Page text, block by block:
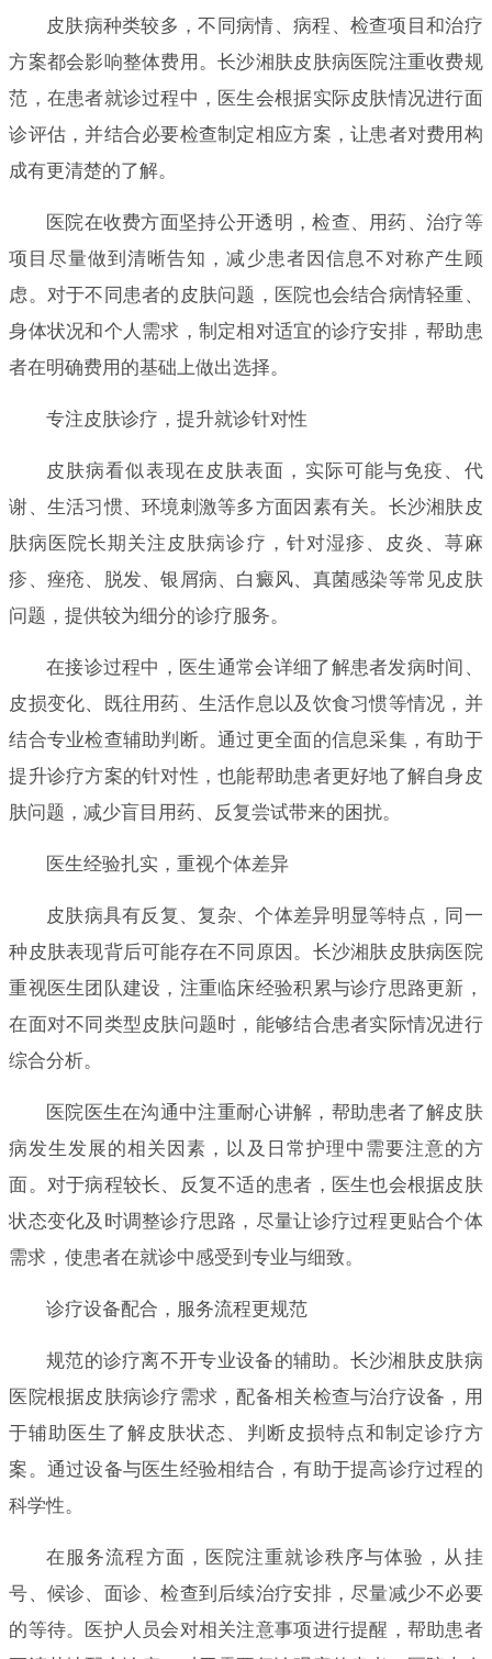
皮肤病种类较多，不同病情、病程、检查项目和治疗
方案都会影响整体费用。长沙湘肤皮肤病医院注重收费规
范，在患者就诊过程中，医生会根据实际皮肤情况进行面
诊评估，并结合必要检查制定相应方案，让患者对费用构
成有更清楚的了解。
医院在收费方面坚持公开透明，检查、用药、治疗等
项目尽量做到清晰告知，减少患者因信息不对称产生顾
虑。对于不同患者的皮肤问题，医院也会结合病情轻重、
身体状况和个人需求，制定相对适宜的诊疗安排，帮助患
者在明确费用的基础上做出选择。
专注皮肤诊疗，提升就诊针对性
皮肤病看似表现在皮肤表面，实际可能与免疫、代
谢、生活习惯、环境刺激等多方面因素有关。长沙湘肤皮
肤病医院长期关注皮肤病诊疗，针对湿疹、皮炎、荨麻
疹、痤疮、脱发、银屑病、白癜风、真菌感染等常见皮肤
问题，提供较为细分的诊疗服务。
在接诊过程中，医生通常会详细了解患者发病时间、
皮损变化、既往用药、生活作息以及饮食习惯等情况，并
结合专业检查辅助判断。通过更全面的信息采集，有助于
提升诊疗方案的针对性，也能帮助患者更好地了解自身皮
肤问题，减少盲目用药、反复尝试带来的困扰。
医生经验扎实，重视个体差异
皮肤病具有反复、复杂、个体差异明显等特点，同一
种皮肤表现背后可能存在不同原因。长沙湘肤皮肤病医院
重视医生团队建设，注重临床经验积累与诊疗思路更新，
在面对不同类型皮肤问题时，能够结合患者实际情况进行
综合分析。
医院医生在沟通中注重耐心讲解，帮助患者了解皮肤
病发生发展的相关因素，以及日常护理中需要注意的方
面。对于病程较长、反复不适的患者，医生也会根据皮肤
状态变化及时调整诊疗思路，尽量让诊疗过程更贴合个体
需求，使患者在就诊中感受到专业与细致。
诊疗设备配合，服务流程更规范
规范的诊疗离不开专业设备的辅助。长沙湘肤皮肤病
医院根据皮肤病诊疗需求，配备相关检查与治疗设备，用
于辅助医生了解皮肤状态、判断皮损特点和制定诊疗方
案。通过设备与医生经验相结合，有助于提高诊疗过程的
科学性。
在服务流程方面，医院注重就诊秩序与体验，从挂
号、候诊、面诊、检查到后续治疗安排，尽量减少不必要
的等待。医护人员会对相关注意事项进行提醒，帮助患者